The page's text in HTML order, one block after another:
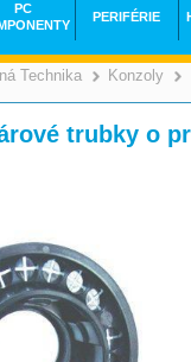
Technika Konzoly
trubky o
PC
PERIFÉRIE